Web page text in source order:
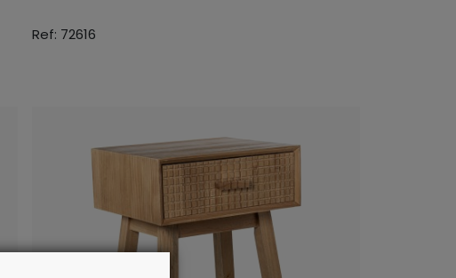
Ref: 72616